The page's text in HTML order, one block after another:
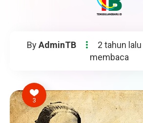
ByAdminTB 2 tahun lalu
membaca
3